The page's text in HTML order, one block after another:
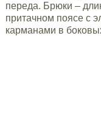
переда. Брюки –
притачном поясе с
карманами в